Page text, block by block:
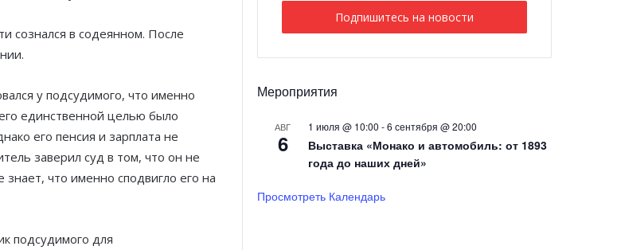
сознался в содеянном. После
у подсудимого, что именно
единственной целью было
его пенсия и зарплата не
заверил суд в том, что он не
что именно сподвигло его на
подсудимого для
Мероприятия
АВГ
6
1 июля @ 10:00 -6 сентября @ 20:00
Выставка «Монако и автомобиль: от 1893
года до наших дней»
Просмотреть Календарь